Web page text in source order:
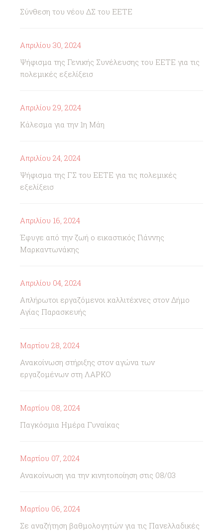
Σύνθεση του νέου ΔΣ του ΕΕΤΕ
Απριλίου 30, 2024
Ψήφισμα της Γενικής Συνέλευσης του ΕΕΤΕ για τις
πολεμικές εξελίξεισ
Απριλίου 29, 2024
Κάλεσμα για την 1η Μάη
Απριλίου 24, 2024
Ψήφισμα της ΓΣ του ΕΕΤΕ για τις πολεμικές
εξελίξεισ
Απριλίου 16, 2024
Έφυγε από την ζωή ο εικαστικός Γιάννης
Μαρκαντωνάκης
Απριλίου 04, 2024
Απλήρωτοι εργαζόμενοι καλλιτέχνες στον Δήμο
Αγίας Παρασκευής
Μαρτίου 28, 2024
Ανακοίνωση στήριξης στον αγώνα των
εργαζομένων στη ΛΑΡΚΟ
Μαρτίου 08, 2024
Παγκόσμια Ημέρα Γυναίκας
Μαρτίου 07, 2024
Ανακοίνωση για την κινητοποίηση στις 08/03
Μαρτίου 06, 2024
Σε αναζήτηση βαθμολογητών για τις Πανελλαδικές